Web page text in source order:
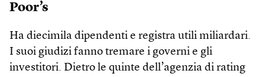
Poor’s
Ha diecimila dipendenti e registra utili miliardari.
I suoi giudizi fanno tremare i governi e gli
investitori. Dietro le quinte dell’agenzia di rating